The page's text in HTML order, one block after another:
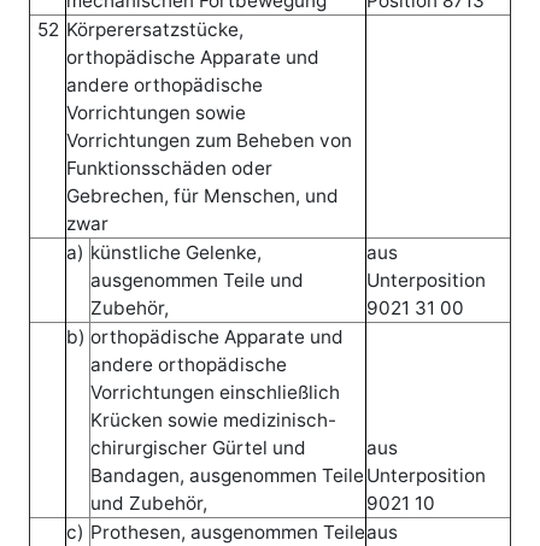
52 Körperersatzstücke,
orthopädische Apparate und
andere orthopädische
Vorrichtungen sowie
Vorrichtungen zum Beheben von
Funktionsschäden oder
Gebrechen, für Menschen, und
zwar
a) künstliche Gelenke,
ausgenommen Teile und
Zubehör,
aus
Unterposition
9021 31 00
b) orthopädische Apparate und
andere orthopädische
Vorrichtungen einschließlich
Krücken sowie medizinisch-
chirurgischer Gürtel und
Bandagen, ausgenommen Teile
und Zubehör,
aus
Unterposition
9021 10
c) Prothesen, ausgenommen Teileaus